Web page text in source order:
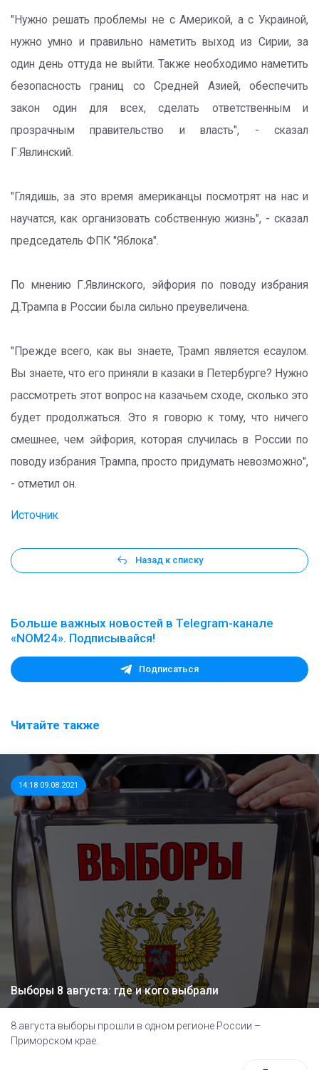
"Нужно решать проблемы не с Америкой, а с Украиной,
нужно умно и правильно наметить выход из Сирии, за
один день оттуда не выйти. Также необходимо наметить
безопасность границ со Средней Азией, обеспечить
закон один для всех, сделать ответственным и
прозрачным правительство и власть", - сказал
Г.Явлинский.
"Глядишь, за это время американцы посмотрят на нас и
научатся, как организовать собственную жизнь", - сказал
председатель ФПК "Яблока".
По мнению Г.Явлинского, эйфория по поводу избрания
Д.Трампа в России была сильно преувеличена.
"Прежде всего, как вы знаете, Трамп является есаулом.
Вы знаете, что его приняли в казаки в Петербурге? Нужно
рассмотреть этот вопрос на казачьем сходе, сколько это
будет продолжаться. Это я говорю к тому, что ничего
смешнее, чем эйфория, которая случилась в России по
поводу избрания Трампа, просто придумать невозможно",
- отметил он.
Источник
Назад к списку
Больше важных новостей в Telegram-канале
«NOM24». Подписывайся!
Подписаться
Читайте также
14:18 09.08.2021
Выборы 8 августа: где и кого выбрали
8 августа выборы прошли в одном регионе России –
Приморском крае.